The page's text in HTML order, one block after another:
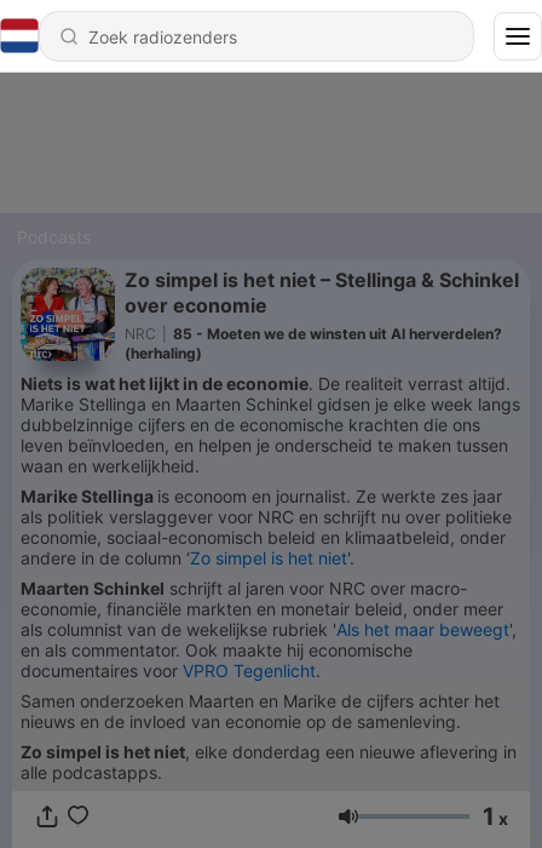
Zo simpel is het niet – Stellinga & Schinkel
over economie
NRC
85 - Moeten we de winsten uit AI herverdelen?
(herhaling)
Niets is wat het lijkt in de economie. De realiteit verrast altijd.
Marike Stellinga en Maarten Schinkel gidsen je elke week langs
dubbelzinnige cijfers en de economische krachten die ons
leven beïnvloeden, en helpen je onderscheid te maken tussen
waan en werkelijkheid.
Marike Stellinga is econoom en journalist. Ze werkte zes jaar
als politiek verslaggever voor NRC en schrijft nu over politieke
economie, sociaal-economisch beleid en klimaatbeleid, onder
andere in de column ‘Zo simpel is het niet'.
Maarten Schinkel schrijft al jaren voor NRC over macro-
economie, financiële markten en monetair beleid, onder meer
als columnist van de wekelijkse rubriek 'Als het maar beweegt',
en als commentator. Ook maakte hij economische
documentaires voor VPRO Tegenlicht.
Samen onderzoeken Maarten en Marike de cijfers achter het
nieuws en de invloed van economie op de samenleving.
Zo simpel is het niet, elke donderdag een nieuwe aflevering in
alle podcastapps.
Volume 1 x